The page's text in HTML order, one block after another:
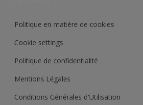
Politique en matière de cookies
Cookie settings
Politique de confidentialité
Mentions Légales
Conditions Générales d'Utilisation